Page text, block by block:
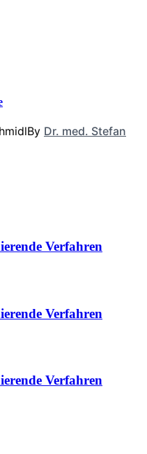
By Dr. med. Stefan
Verfahren
Verfahren
Verfahren